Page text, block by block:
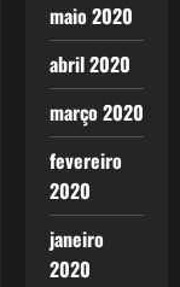
maio 2020
abril 2020
março 2020
fevereiro
2020
janeiro
2020